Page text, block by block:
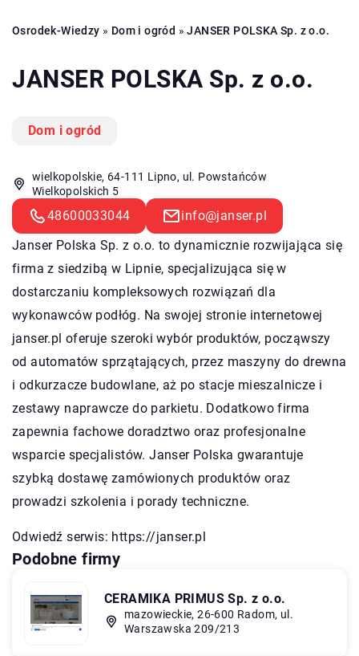
Osrodek-Wiedzy » Dom i ogród »JANSER POLSKA Sp. z o.o.
JANSER POLSKA Sp. z o.o.
Dom i ogród
wielkopolskie, 64-111 Lipno, ul. Powstańców
Wielkopolskich 5
48600033044
info@janser.pl
Janser Polska Sp. z o.o. to dynamicznie rozwijająca się
firma z siedzibą w Lipnie, specjalizująca się w
dostarczaniu kompleksowych rozwiązań dla
wykonawców podłóg. Na swojej stronie internetowej
janser.pl oferuje szeroki wybór produktów, począwszy
od automatów sprzątających, przez maszyny do drewna
i odkurzacze budowlane, aż po stacje mieszalnicze i
zestawy naprawcze do parkietu. Dodatkowo firma
zapewnia fachowe doradztwo oraz profesjonalne
wsparcie specjalistów. Janser Polska gwarantuje
szybką dostawę zamówionych produktów oraz
prowadzi szkolenia i porady techniczne.
Odwiedź serwis: https://janser.pl
Podobne firmy
CERAMIKA PRIMUS Sp. z o.o.
mazowieckie, 26-600 Radom, ul.
Warszawska 209/213